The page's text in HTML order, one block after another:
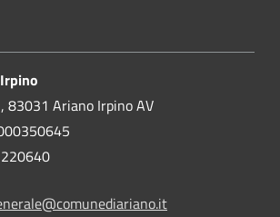
83031 Ariano Irpino AV